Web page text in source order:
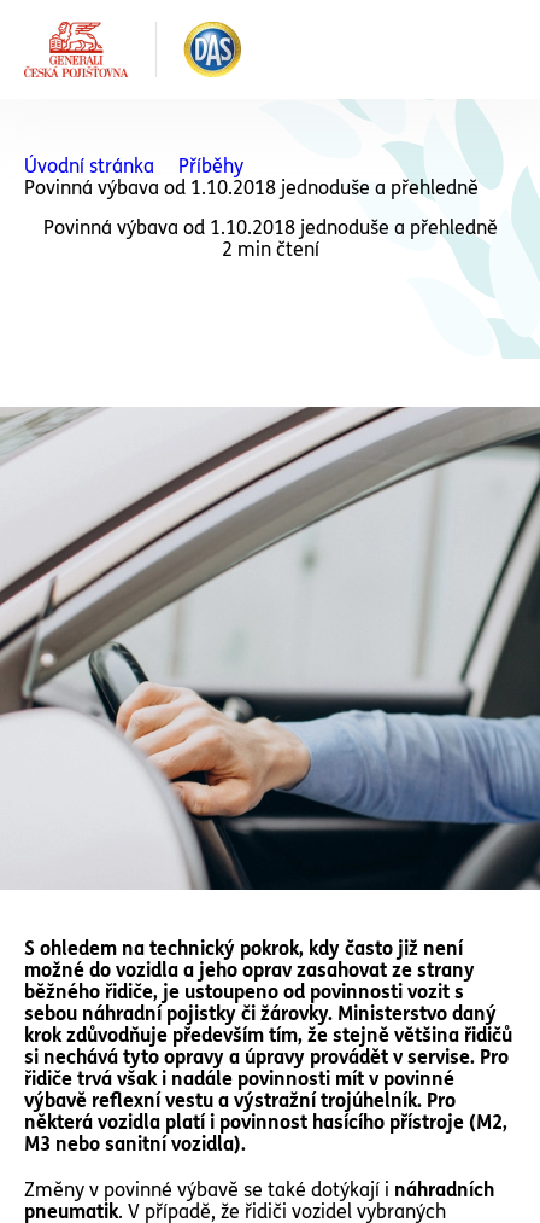
Úvodní stránka
Příběhy
Povinná výbava od 1.10.2018 jednoduše a přehledně
Povinná výbava od 1.10.2018 jednoduše a přehledně
2 min čtení
S ohledem na technický pokrok, kdy často již není
možné do vozidla a jeho oprav zasahovat ze strany
běžného řidiče, je ustoupeno od povinnosti vozit s
sebou náhradní pojistky či žárovky. Ministerstvo daný
krok zdůvodňuje především tím, že stejně většina řidičů
si nechává tyto opravy a úpravy provádět v servise. Pro
řidiče trvá však i nadále povinnosti mít v povinné
výbavě reflexní vestu a výstražní trojúhelník. Pro
některá vozidla platí i povinnost hasícího přístroje (M2,
M3 nebo sanitní vozidla).
Změny v povinné výbavě se také dotýkají i náhradních
pneumatik. V případě, že řidiči vozidel vybraných